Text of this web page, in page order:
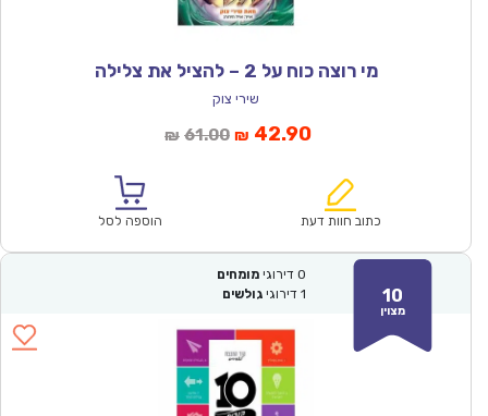
מי רוצה כוח על 2 – להציל את צלילה
שירי צוק
₪ 61.00המחיר
₪61.00.
₪ 42.90המחיר
הוא:
כתוב חוות דעת הוספה לסל
10
מצוין
0 דירוגי מומחים
1 דירוגי גולשים